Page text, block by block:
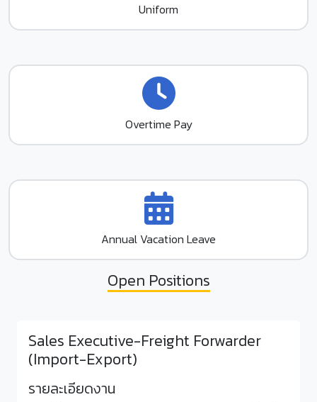
Uniform
Overtime Pay
Annual Vacation Leave
Open Positions
Sales Executive-Freight Forwarder
(Import-Export)
รายละเอียดงาน